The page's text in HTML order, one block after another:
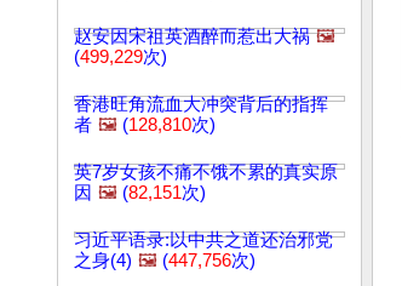
赵安因宋祖英酒醉而惹出大祸 🖼️
(499,229次)
香港旺角流血大冲突背后的指挥
者 🖼️ (128,810次)
英7岁女孩不痛不饿不累的真实原
因 🖼️ (82,151次)
习近平语录:以中共之道还治邪党
之身(4) 🖼️ (447,756次)